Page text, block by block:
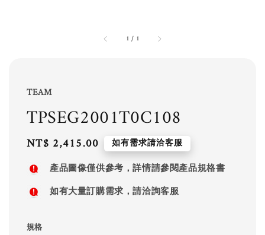
1 / 1
TEAM
TPSEG2001T0C108
Regular
price
NT$ 2,415.00 如有需求請洽客服
產品圖像僅供參考，詳情請參閱產品規格書
如有大量訂購需求，請洽詢客服
規格